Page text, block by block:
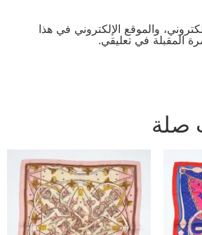
والموقع الإلكتروني في هذا
المقبلة في تعليقي.
صلة